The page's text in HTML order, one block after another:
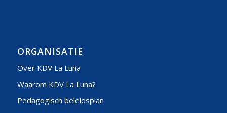
ORGANISATIE
Over KDV La Luna
Waarom KDV La Luna?
Pedagogisch beleidsplan